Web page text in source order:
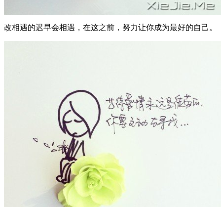
改相遇的迟早会相遇，在这之前，努力让你成为最好的自己。